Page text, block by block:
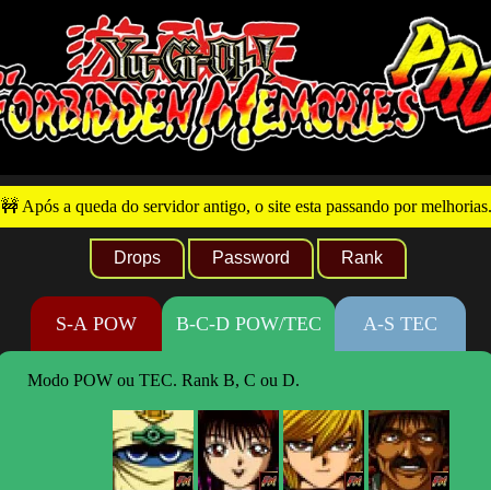
🚧 Após a queda do servidor antigo, o site esta passando por melhorias.
Drops Password Rank
S-A POW B-C-D POW/TEC A-S TEC
Modo POW ou TEC. Rank B, C ou D.